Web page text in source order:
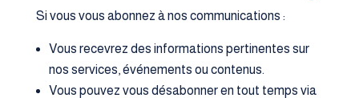
Si vous vous abonnez à nos communications :
Vous recevrez des informations pertinentes sur
nos services, événements ou contenus.
Vous pouvez vous désabonner en tout temps via